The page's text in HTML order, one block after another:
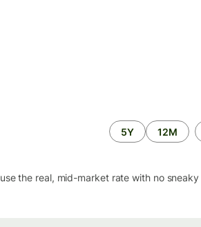
12M
5Y
the real, mid-market rate with no